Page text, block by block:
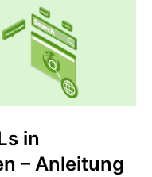
in
– Anleitung